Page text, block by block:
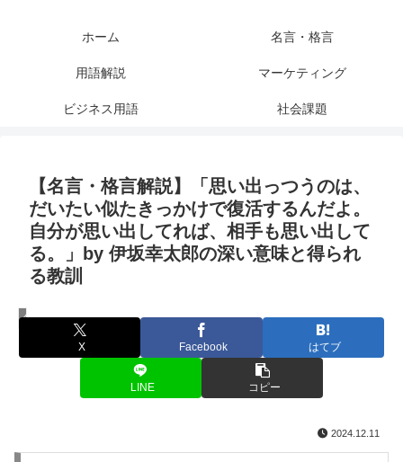
ホーム 名言・格言
用語解説 マーケティング
ビジネス用語 社会課題
【名言・格言解説】「思い出っつうのは、
だいたい似たきっかけで復活するんだよ。
自分が思い出してれば、相手も思い出して
る。」by 伊坂幸太郎の深い意味と得られ
る教訓
名言・格言
X Facebook はてブ
LINE コピー
2024.12.11